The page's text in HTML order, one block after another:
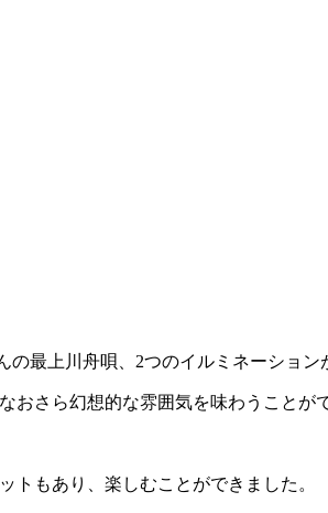
最上川舟唄、2つのイルミネーション
おさら幻想的な雰囲気を味わうことが
トもあり、楽しむことができました。